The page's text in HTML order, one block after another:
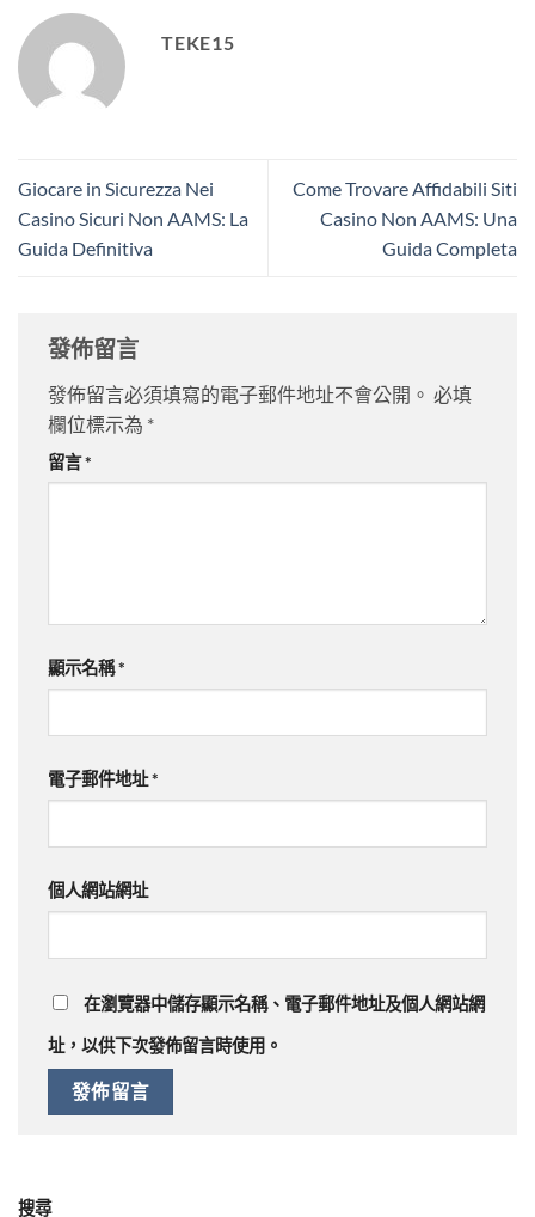
TEKE15
Giocare in Sicurezza Nei
Casino Sicuri Non AAMS: La
Guida Definitiva
Come Trovare Affidabili Siti
Casino Non AAMS: Una
Guida Completa
發佈留言
發佈留言必須填寫的電子郵件地址不會公開。 必填
欄位標示為 *
留言*
顯示名稱*
電子郵件地址*
個人網站網址
在瀏覽器中儲存顯示名稱、電子郵件地址及個人網站網
址，以供下次發佈留言時使用。
搜尋